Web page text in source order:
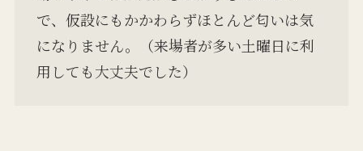
で、仮設にもかかわらずほとんど匂いは気
になりません。（来場者が多い土曜日に利
用しても大丈夫でした）